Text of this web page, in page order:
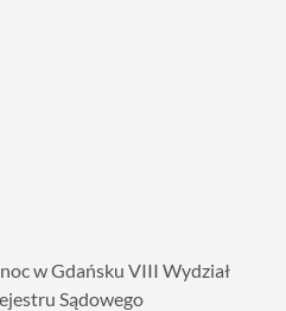
w Gdańsku VIII Wydział
Sądowego